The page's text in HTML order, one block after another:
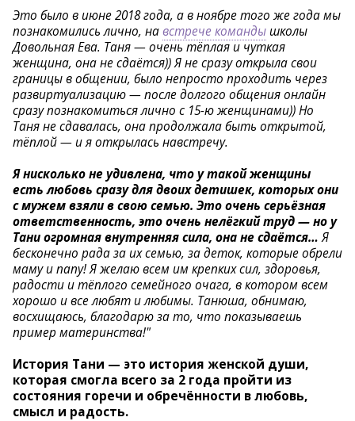
Это было в июне 2018 года, а в ноябре того же года мы
познакомились лично, навстрече командышколы
Довольная Ева. Таня — очень тёплая и чуткая
женщина, она не сдаётся)) Я не сразу открыла свои
границы в общении, было непросто проходить через
развиртуализацию — после долгого общения онлайн
сразу познакомиться лично с 15-ю женщинами)) Но
Таня не сдавалась, она продолжала быть открытой,
тёплой — и я открылась навстречу.
Я нисколько не удивлена, что у такой женщины
есть любовь сразу для двоих детишек, которых они
с мужем взяли в свою семью. Это очень серьёзная
ответственность, это очень нелёгкий труд — но у
Тани огромная внутренняя сила, она не сдаётся…Я
бесконечно рада за их семью, за деток, которые обрели
маму и папу! Я желаю всем им крепких сил, здоровья,
радости и тёплого семейного очага, в котором всем
хорошо и все любят и любимы. Танюша, обнимаю,
восхищаюсь, благодарю за то, что показываешь
пример материнства!"
История Тани — это история женской души,
которая смогла всего за 2 года пройти из
состояния горечи и обречённости в любовь,
смысл и радость.